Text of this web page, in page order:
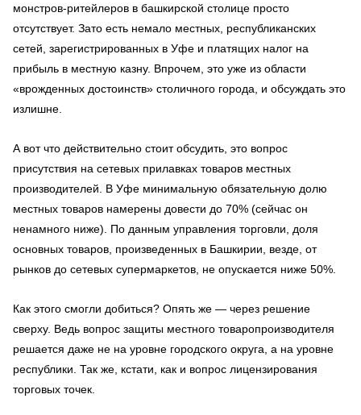
монстров-ритейлеров в башкирской столице просто
отсутствует. Зато есть немало местных, республиканских
сетей, зарегистрированных в Уфе и платящих налог на
прибыль в местную казну. Впрочем, это уже из области
«врожденных достоинств» столичного города, и обсуждать это
излишне.
А вот что действительно стоит обсудить, это вопрос
присутствия на сетевых прилавках товаров местных
производителей. В Уфе минимальную обязательную долю
местных товаров намерены довести до 70% (сейчас он
ненамного ниже). По данным управления торговли, доля
основных товаров, произведенных в Башкирии, везде, от
рынков до сетевых супермаркетов, не опускается ниже 50%.
Как этого смогли добиться? Опять же — через решение
сверху. Ведь вопрос защиты местного товаропроизводителя
решается даже не на уровне городского округа, а на уровне
республики. Так же, кстати, как и вопрос лицензирования
торговых точек.